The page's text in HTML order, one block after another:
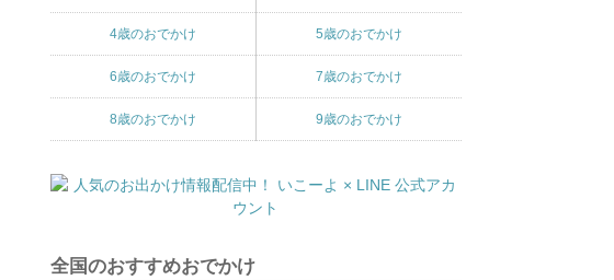
4歳のおでかけ 5歳のおでかけ
6歳のおでかけ 7歳のおでかけ
8歳のおでかけ 9歳のおでかけ
全国のおすすめおでかけ